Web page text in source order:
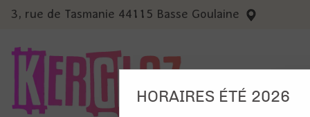
3, rue de Tasmanie 44115 Basse Goulaine
HORAIRES ÉTÉ 2026